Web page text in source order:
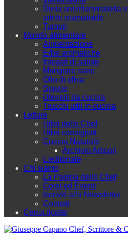
Dieta antinfiammatoria e
artrite reumatoide
Tumori
Mondo alimentare
Alimentazione
Erbe aromatiche
Impasti di salute
Mangiare sano
Olio di oliva
Spezie
Utensili da cucina
Trucchi utili in cucina
Letture
I libri dello Chef
I libri consigliati
Cucina Naturale
Archivio Articoli
L'editoriale
Chi siamo
La Pagina dello Chef
Corsi ed Eventi
Iscriviti alla Newsletter
Contatti
Cerca ricette